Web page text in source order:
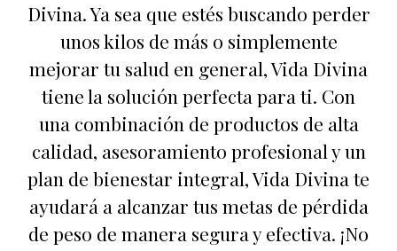
Divina. Ya sea que estés buscando perder
unos kilos de más o simplemente
mejorar tu salud en general, Vida Divina
tiene la solución perfecta para ti. Con
una combinación de productos de alta
calidad, asesoramiento profesional y un
plan de bienestar integral, Vida Divina te
ayudará a alcanzar tus metas de pérdida
de peso de manera segura y efectiva. ¡No